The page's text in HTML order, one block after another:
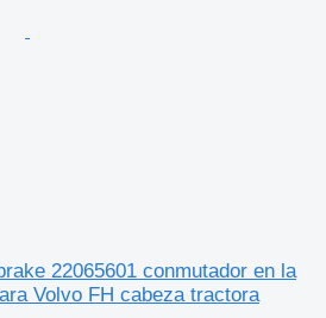
22065601 conmutador en la
Volvo FH cabeza tractora